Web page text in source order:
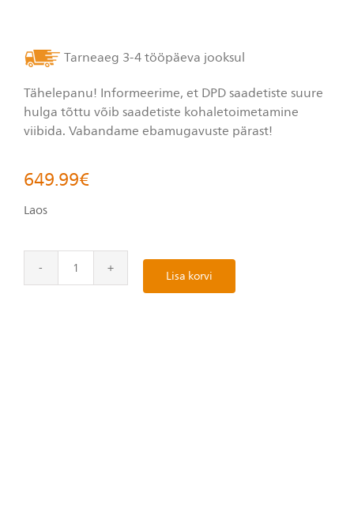
Tarneaeg 3-4 tööpäeva jooksul
Tähelepanu! Informeerime, et DPD saadetiste suure
hulga tõttu võib saadetiste kohaletoimetamine
viibida. Vabandame ebamugavuste pärast!
649.99€
Laos
Lisa korvi